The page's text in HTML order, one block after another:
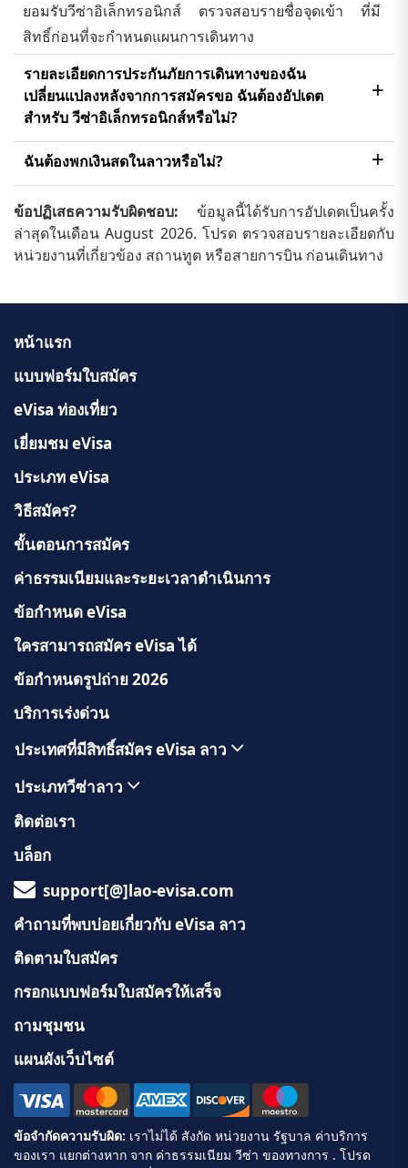
ยอมรับวีซ่าอิเล็กทรอนิกส์ ตรวจสอบรายชื่อจุดเข้า ที่มี
สิทธิ์ก่อนที่จะกำหนดแผนการเดินทาง
รายละเอียดการประกันภัยการเดินทางของฉัน
เปลี่ยนแปลงหลังจากการสมัครขอ ฉันต้องอัปเดต
สำหรับ วีซ่าอิเล็กทรอนิกส์หรือไม่?
ไม่ใช่ รายละเอียดการประกันภัยไม่ใช่ส่วนหนึ่งของการ
สมัครขอวีซ่าอิเล็กทรอนิกส์ แต่คุณต้องมี การประกันภัยที่
ถูกต้องเมื่อเดินทาง
ฉันต้องพกเงินสดในลาวหรือไม่?
ใช่ คุณควรพกเงินท้องถิ่นบ้าง เนื่องจากไม่ใช่ร้านค้าและ
บริการทั้งหมดยอมรับ บัตร โดยเฉพาะนอกเมืองหลัก
ข้อปฏิเสธความรับผิดชอบ: ข้อมูลนี้ได้รับการอัปเดตเป็นครั้ง
ล่าสุดในเดือน August 2026. โปรด ตรวจสอบรายละเอียดกับ
หน่วยงานที่เกี่ยวข้อง สถานทูต หรือสายการบิน ก่อนเดินทาง
หน้าแรก
แบบฟอร์มใบสมัคร
eVisa ท่องเที่ยว
เยี่ยมชม eVisa
ประเภท eVisa
วิธีสมัคร?
ขั้นตอนการสมัคร
ค่าธรรมเนียมและระยะเวลาดำเนินการ
ข้อกำหนด eVisa
ใครสามารถสมัคร eVisa ได้
ข้อกำหนดรูปถ่าย 2026
บริการเร่งด่วน
ประเทศที่มีสิทธิ์สมัคร eVisa ลาว
ประเภทวีซ่าลาว
ติดต่อเรา
บล็อก
support[@]lao-evisa.com
คำถามที่พบบ่อยเกี่ยวกับ eVisa ลาว
ติดตามใบสมัคร
กรอกแบบฟอร์มใบสมัครให้เสร็จ
ถามชุมชน
แผนผังเว็บไซต์